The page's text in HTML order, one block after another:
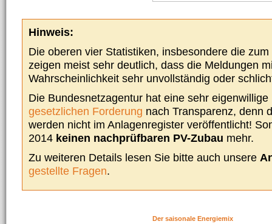
Hinweis:
Die oberen vier Statistiken, insbesondere die
zeigen meist sehr deutlich, dass die Meldungen
Wahrscheinlichkeit sehr unvollständig oder
Die Bundesnetzagentur hat eine sehr
gesetzlichen Forderung nach Transparenz, denn
werden nicht im Anlagenregister veröffentlicht!
2014 keinen nachprüfbaren PV-Zubau mehr.
Zu weiteren Details lesen Sie bitte auch unsere
gestellte Fragen.
Der saisonale Energiemix